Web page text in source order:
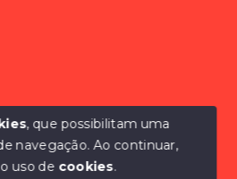
- Todos os
, que possibilitam uma
navegação.Ao continuar,
uso de cookies.